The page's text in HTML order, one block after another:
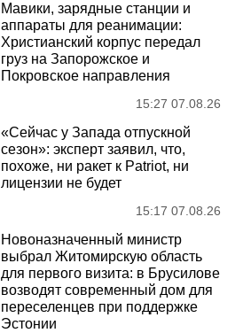
Мавики, зарядные станции и
аппараты для реанимации:
Христианский корпус передал
груз на Запорожское и
Покровское направления
15:27 07.08.26
«Сейчас у Запада отпускной
сезон»: эксперт заявил, что,
похоже, ни ракет к Patriot, ни
лицензии не будет
15:17 07.08.26
Новоназначенный министр
выбрал Житомирскую область
для первого визита: в Брусилове
возводят современный дом для
переселенцев при поддержке
Эстонии